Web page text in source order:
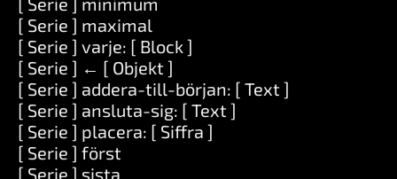
[ Serie ] maximal
[ Serie ] varje: [ Block ]
[ Serie ] ← [ Objekt ]
[ Serie ] addera-till-början: [ Text ]
[ Serie ] ansluta-sig: [ Text ]
[ Serie ] placera: [ Siffra ]
[ Serie ] först
[ Serie ] sista